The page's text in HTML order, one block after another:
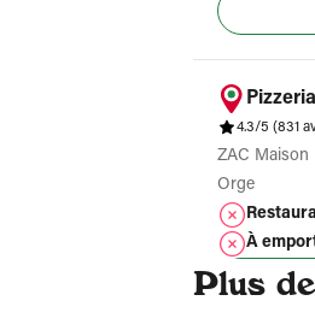
4.3/5 (831
ZAC Maison
Orge
À
Plus